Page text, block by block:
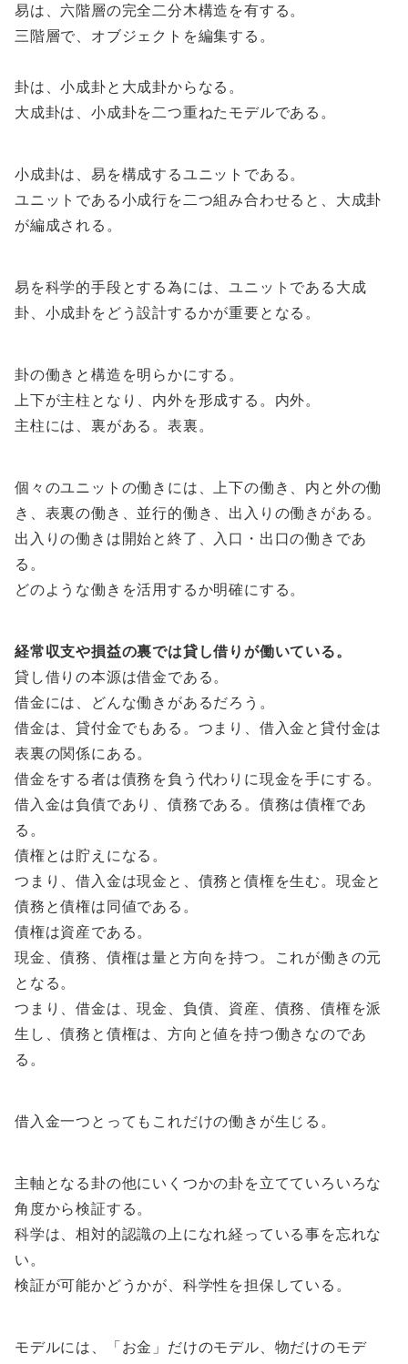
易は、六階層の完全二分木構造を有する。
三階層で、オブジェクトを編集する。
卦は、小成卦と大成卦からなる。
大成卦は、小成卦を二つ重ねたモデルである。
小成卦は、易を構成するユニットである。
ユニットである小成行を二つ組み合わせると、大成卦
が編成される。
易を科学的手段とする為には、ユニットである大成
卦、小成卦をどう設計するかが重要となる。
卦の働きと構造を明らかにする。
上下が主柱となり、内外を形成する。内外。
主柱には、裏がある。表裏。
個々のユニットの働きには、上下の働き、内と外の働
き、表裏の働き、並行的働き、出入りの働きがある。
出入りの働きは開始と終了、入口・出口の働きであ
る。
どのような働きを活用するか明確にする。
経常収支や損益の裏では貸し借りが働いている。
貸し借りの本源は借金である。
借金には、どんな働きがあるだろう。
借金は、貸付金でもある。つまり、借入金と貸付金は
表裏の関係にある。
借金をする者は債務を負う代わりに現金を手にする。
借入金は負債であり、債務である。債務は債権であ
る。
債権とは貯えになる。
つまり、借入金は現金と、債務と債権を生む。現金と
債務と債権は同値である。
債権は資産である。
現金、債務、債権は量と方向を持つ。これが働きの元
となる。
つまり、借金は、現金、負債、資産、債務、債権を派
生し、債務と債権は、方向と値を持つ働きなのであ
る。
借入金一つとってもこれだけの働きが生じる。
主軸となる卦の他にいくつかの卦を立てていろいろな
角度から検証する。
科学は、相対的認識の上になれ経っている事を忘れな
い。
検証が可能かどうかが、科学性を担保している。
モデルには、「お金」だけのモデル、物だけのモデ